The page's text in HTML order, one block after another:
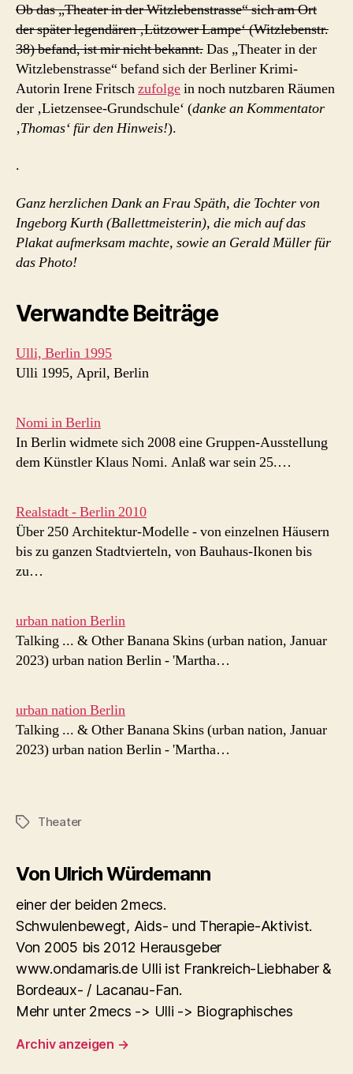
Ob das „Theater in der Witzlebenstrasse“ sich am Ort
der später legendären ‚Lützower Lampe‘ (Witzlebenstr.
38) befand, ist mir nicht bekannt.Das „Theater in der
Witzlebenstrasse“ befand sich der Berliner Krimi-
Autorin Irene Fritschzufolgein noch nutzbaren Räumen
der ‚Lietzensee-Grundschule‘ (danke an Kommentator
‚Thomas‘ für den Hinweis!).
.
Ganz herzlichen Dank an Frau Späth, die Tochter von
Ingeborg Kurth (Ballettmeisterin), die mich auf das
Plakat aufmerksam machte, sowie an Gerald Müller für
das Photo!
Verwandte Beiträge
Ulli, Berlin 1995
Ulli 1995, April, Berlin
Nomi in Berlin
In Berlin widmete sich 2008 eine Gruppen-Ausstellung
dem Künstler Klaus Nomi. Anlaß war sein 25.…
Realstadt - Berlin 2010
Über 250 Architektur-Modelle - von einzelnen Häusern
bis zu ganzen Stadtvierteln, von Bauhaus-Ikonen bis
zu…
urban nation Berlin
Talking ... & Other Banana Skins (urban nation, Januar
2023) urban nation Berlin - 'Martha…
urban nation Berlin
Talking ... & Other Banana Skins (urban nation, Januar
2023) urban nation Berlin - 'Martha…
Schlagwörter
Theater
Von Ulrich Würdemann
einer der beiden 2mecs.
Schwulenbewegt, Aids- und Therapie-Aktivist.
Von 2005 bis 2012 Herausgeber
www.ondamaris.de Ulli ist Frankreich-Liebhaber &
Bordeaux- / Lacanau-Fan.
Mehr unter 2mecs -> Ulli -> Biographisches
Archiv anzeigen →